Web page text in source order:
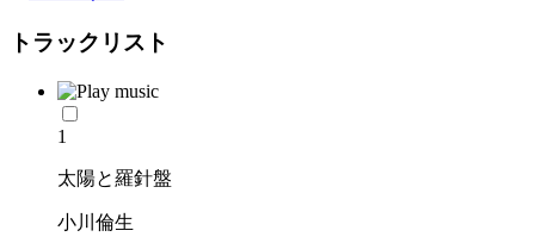
トラックリスト
1
太陽と羅針盤
小川倫生